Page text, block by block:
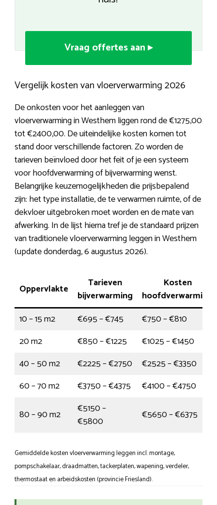
Vraag offertes aan ▸
Vergelijk kosten van vloerverwarming 2026
De onkosten voor het aanleggen van
vloerverwarming in Westhem liggen rond de €1275,00
tot €2400,00. De uiteindelijke kosten komen tot
stand door verschillende factoren. Zo worden de
tarieven beïnvloed door het feit of je een systeem
voor hoofdverwarming of bijverwarming wenst.
Belangrijke keuzemogelijkheden die prijsbepalend
zijn: het type installatie, de te verwarmen ruimte, of de
dekvloer uitgebroken moet worden en de mate van
afwerking. In de lijst hierna tref je de standaard prijzen
van traditionele vloerverwarming leggen in Westhem
(update donderdag, 6 augustus 2026).
Oppervlakte
Tarieven
bijverwarming
Kosten
hoofdverwarming
10 – 15 m2
€695 – €745
€750 – €810
20 m2
€850 – €1225
€1025 – €1450
40 – 50 m2
€2225 – €2750
€2525 – €3350
60 – 70 m2
€3750 – €4375
€4100 – €4750
80 – 90 m2
€5150 –
€5800
€5650 – €6375
Gemiddelde kosten vloerverwarming leggen incl. montage,
pompschakelaar, draadmatten, tackerplaten, wapening, verdeler,
thermostaat en arbeidskosten (provincie Friesland).